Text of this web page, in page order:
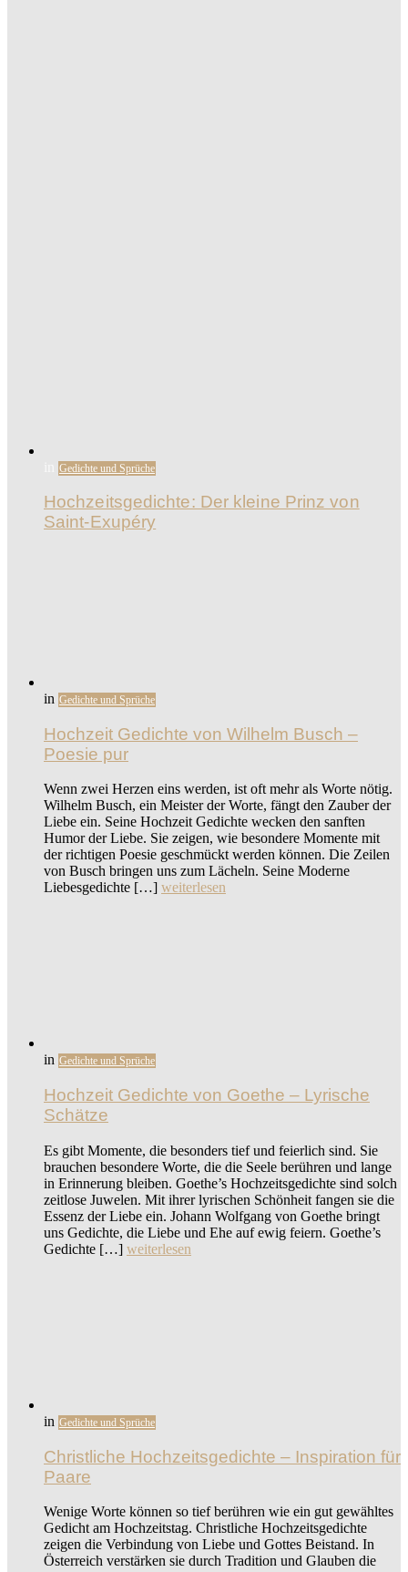
Gedichte und Sprüche
Hochzeitsgedichte: Der kleine Prinz von
Saint-Exupéry
in Gedichte und Sprüche
Hochzeit Gedichte von Wilhelm Busch –
Poesie pur
Wenn zwei Herzen eins werden, ist oft mehr als Worte nötig.
Wilhelm Busch, ein Meister der Worte, fängt den Zauber der
Liebe ein. Seine Hochzeit Gedichte wecken den sanften
Humor der Liebe. Sie zeigen, wie besondere Momente mit
der richtigen Poesie geschmückt werden können. Die Zeilen
von Busch bringen uns zum Lächeln. Seine Moderne
Liebesgedichte […] weiterlesen
in Gedichte und Sprüche
Hochzeit Gedichte von Goethe – Lyrische
Schätze
Es gibt Momente, die besonders tief und feierlich sind. Sie
brauchen besondere Worte, die die Seele berühren und lange
in Erinnerung bleiben. Goethe’s Hochzeitsgedichte sind solch
zeitlose Juwelen. Mit ihrer lyrischen Schönheit fangen sie die
Essenz der Liebe ein. Johann Wolfgang von Goethe bringt
uns Gedichte, die Liebe und Ehe auf ewig feiern. Goethe’s
Gedichte […] weiterlesen
in Gedichte und Sprüche
Christliche Hochzeitsgedichte – Inspiration für
Paare
Wenige Worte können so tief berühren wie ein gut gewähltes
Gedicht am Hochzeitstag. Christliche Hochzeitsgedichte
zeigen die Verbindung von Liebe und Gottes Beistand. In
Österreich verstärken sie durch Tradition und Glauben die